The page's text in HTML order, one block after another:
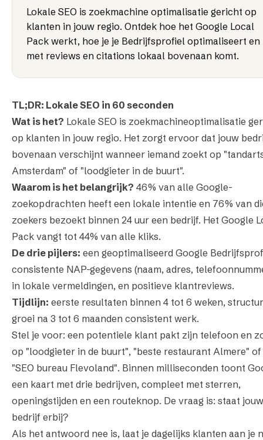
Lokale SEO is zoekmachine optimalisatie gericht op
klanten in jouw regio. Ontdek hoe het Google Local
Pack werkt, hoe je je Bedrijfsprofiel optimaliseert en
met reviews en citations lokaal bovenaan komt.
TL;DR: Lokale SEO in 60 seconden
Wat is het? Lokale SEO is zoekmachineoptimalisatie
op klanten in jouw regio. Het zorgt ervoor dat jouw
bovenaan verschijnt wanneer iemand zoekt op
Amsterdam" of "loodgieter in de buurt".
Waarom is het belangrijk? 46% van alle Google-
zoekopdrachten heeft een lokale intentie en 76% van
zoekers bezoekt binnen 24 uur een bedrijf. Het Google
Pack vangt tot 44% van alle kliks.
De drie pijlers: een geoptimaliseerd Google
consistente NAP-gegevens (naam, adres,
in lokale vermeldingen, en positieve klantreviews.
Tijdlijn: eerste resultaten binnen 4 tot 6 weken,
groei na 3 tot 6 maanden consistent werk.
Stel je voor: een potentiele klant pakt zijn telefoon en
op "loodgieter in de buurt", "beste restaurant Almere" of
"SEO bureau Flevoland". Binnen milliseconden toont
een kaart met drie bedrijven, compleet met sterren,
openingstijden en een routeknop. De vraag is: staat jouw
bedrijf erbij?
Als het antwoord nee is, laat je dagelijks klanten aan je